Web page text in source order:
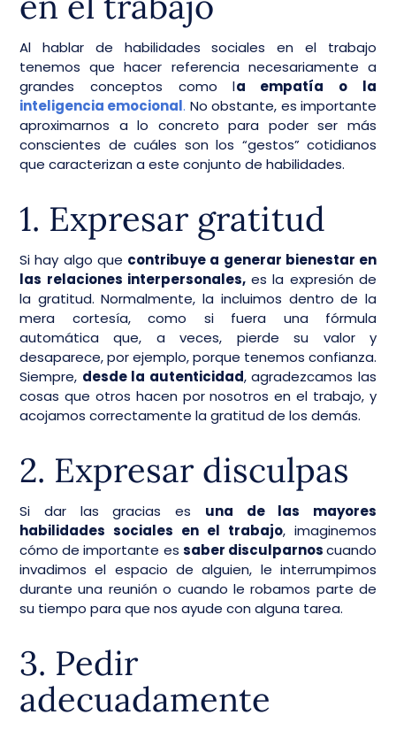
Al hablar de habilidades sociales en el trabajo
tenemos que hacer referencia necesariamente a
grandes conceptos como la empatía o la
inteligencia emocional. No obstante, es importante
aproximarnos a lo concreto para poder ser más
conscientes de cuáles son los “gestos” cotidianos
que caracterizan a este conjunto de habilidades.
1. Expresar gratitud
Si hay algo que contribuye a generar bienestar en
las relaciones interpersonales, es la expresión de
la gratitud. Normalmente, la incluimos dentro de la
mera cortesía, como si fuera una fórmula
automática que, a veces, pierde su valor y
desaparece, por ejemplo, porque tenemos confianza.
Siempre, desde la autenticidad, agradezcamos las
cosas que otros hacen por nosotros en el trabajo, y
acojamos correctamente la gratitud de los demás.
2. Expresar disculpas
Si dar las gracias es una de las mayores
habilidades sociales en el trabajo, imaginemos
cómo de importante es saber disculparnoscuando
invadimos el espacio de alguien, le interrumpimos
durante una reunión o cuando le robamos parte de
su tiempo para que nos ayude con alguna tarea.
3. Pedir
adecuadamente